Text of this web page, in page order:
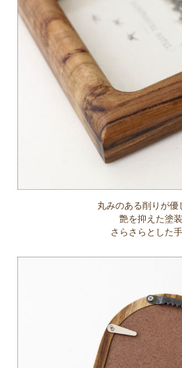
丸みのある削りが優
艶を抑えた塗
さらさらとした